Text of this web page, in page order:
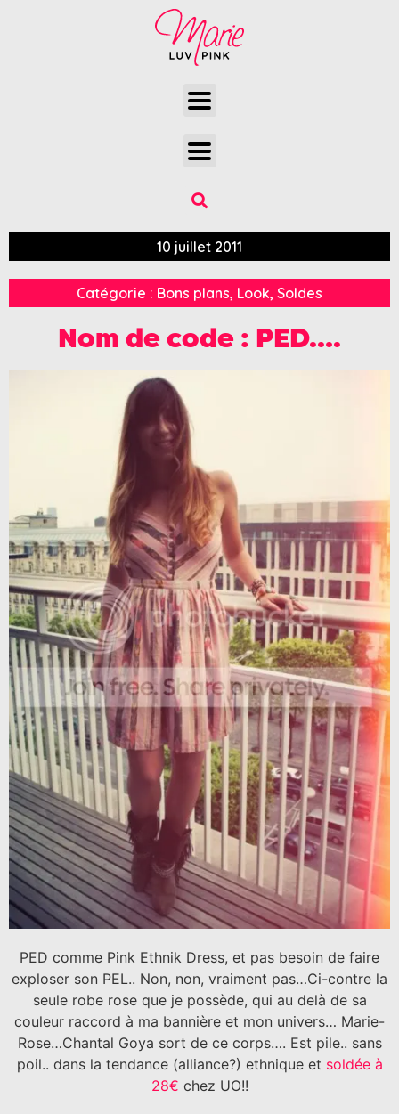
10 juillet 2011
Catégorie : Bons plans, Look, Soldes
Nom de code : PED….
PED comme Pink Ethnik Dress, et pas besoin de faire
exploser son PEL.. Non, non, vraiment pas…Ci-contre la
seule robe rose que je possède, qui au delà de sa
couleur raccord à ma bannière et mon univers… Marie-
Rose…Chantal Goya sort de ce corps…. Est pile.. sans
poil.. dans la tendance (alliance?) ethnique et soldée à
28€ chez UO!!